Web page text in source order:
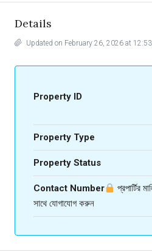
Details
Updated on February 26, 2026 at
Property ID
Property Type
Property Status
Contact Number
প্রপার্টির
সাথে যোগাযোগ করুন